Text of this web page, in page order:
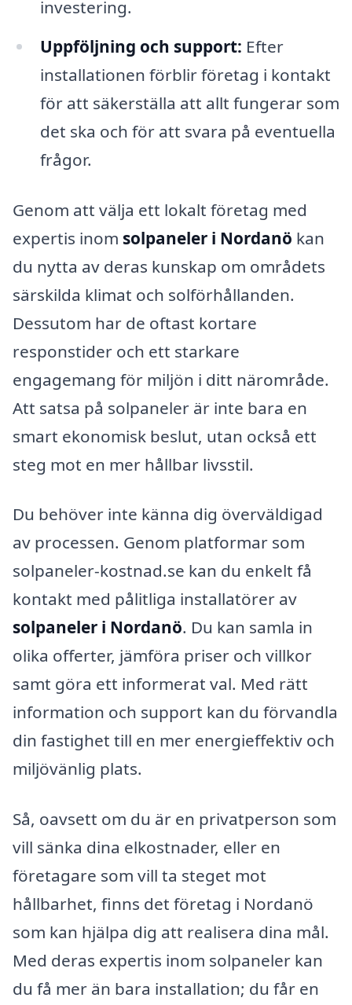
investering.
Uppföljning och support: Efter
installationen förblir företag i kontakt
för att säkerställa att allt fungerar som
det ska och för att svara på eventuella
frågor.
Genom att välja ett lokalt företag med
expertis inom solpaneler i Nordanö kan
du nytta av deras kunskap om områdets
särskilda klimat och solförhållanden.
Dessutom har de oftast kortare
responstider och ett starkare
engagemang för miljön i ditt närområde.
Att satsa på solpaneler är inte bara en
smart ekonomisk beslut, utan också ett
steg mot en mer hållbar livsstil.
Du behöver inte känna dig överväldigad
av processen. Genom platformar som
solpaneler-kostnad.se kan du enkelt få
kontakt med pålitliga installatörer av
solpaneler i Nordanö. Du kan samla in
olika offerter, jämföra priser och villkor
samt göra ett informerat val. Med rätt
information och support kan du förvandla
din fastighet till en mer energieffektiv och
miljövänlig plats.
Så, oavsett om du är en privatperson som
vill sänka dina elkostnader, eller en
företagare som vill ta steget mot
hållbarhet, finns det företag i Nordanö
som kan hjälpa dig att realisera dina mål.
Med deras expertis inom solpaneler kan
du få mer än bara installation; du får en